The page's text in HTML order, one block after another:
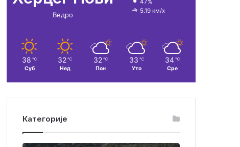
Ведро
47%
5.19 км/х
38 ℃
Суб
32 ℃
Нед
32 ℃
Пон
33 ℃
Уто
34 ℃
Сре
Категорије